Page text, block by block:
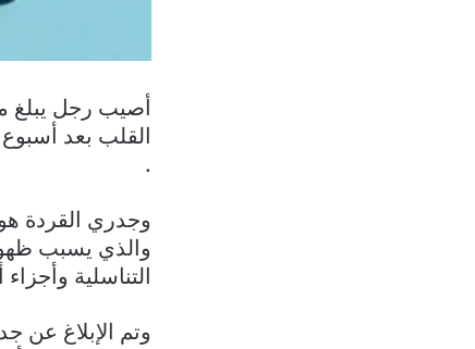
.
وجدري القردة
والذي يسبب
التناسلية